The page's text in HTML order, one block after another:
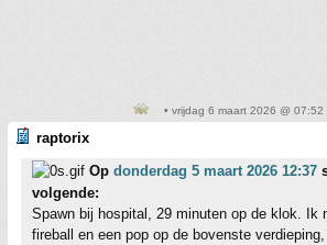
• vrijdag 6 maart 2026 @ 07:52
raptorix
Op donderdag 5 maart 2026 12:37
volgende:
Spawn bij hospital, 29 minuten op de klok. Ik
fireball en een pop op de bovenste